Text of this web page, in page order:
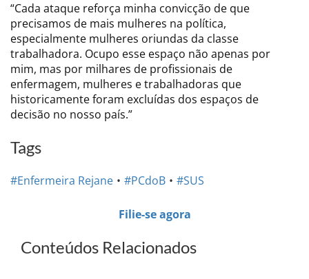
“Cada ataque reforça minha convicção de que
precisamos de mais mulheres na política,
especialmente mulheres oriundas da classe
trabalhadora. Ocupo esse espaço não apenas por
mim, mas por milhares de profissionais de
enfermagem, mulheres e trabalhadoras que
historicamente foram excluídas dos espaços de
decisão no nosso país.”
Tags
#Enfermeira Rejane #PCdoB #SUS
Filie-se agora
Conteúdos Relacionados